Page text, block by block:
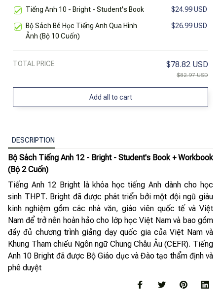
Tiếng Anh 10 - Bright - Student's Book $24.99 USD
Bộ Sách Bé Học Tiếng Anh Qua Hình
Ảnh (Bộ 10 Cuốn)
$26.99 USD
TOTAL PRICE $78.82 USD
$82.97 USD
Add all to cart
DESCRIPTION
Bộ Sách Tiếng Anh 12 - Bright - Student's Book + Workbook
(Bộ 2 Cuốn)
Tiếng Anh 12 Bright là khóa học tiếng Anh dành cho học
sinh THPT. Bright đã được phát triển bởi một đội ngũ giàu
kinh nghiệm gồm các nhà văn, giáo viên quốc tế và Việt
Nam để trở nên hoàn hảo cho lớp học Việt Nam và bao gồm
đầy đủ chương trình giảng dạy quốc gia của Việt Nam và
Khung Tham chiếu Ngôn ngữ Chung Châu Âu (CEFR). Tiếng
Anh 10 Bright đã được Bộ Giáo dục và Đào tạo thẩm định và
phê duyệt